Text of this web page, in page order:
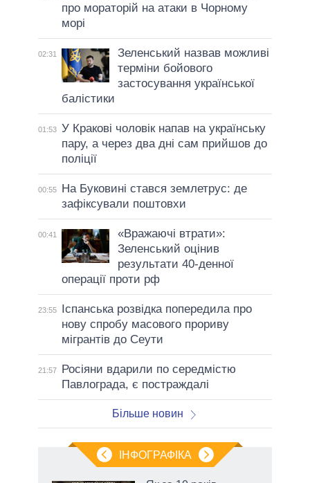
про мораторій на атаки в Чорному
морі
02:31
Зеленський назвав можливі
терміни бойового
застосування української
балістики
01:53 У Кракові чоловік напав на українську
пару, а через два дні сам прийшов до
поліції
00:55
На Буковині стався землетрус: де
зафіксували поштовхи
00:41
«Вражаючі втрати»:
Зеленський оцінив
результати 40-денної
операції проти рф
23:55
Іспанська розвідка попередила про
нову спробу масового прориву
мігрантів до Сеути
21:57
Росіяни вдарили по середмістю
Павлограда, є постраждалі
Більше новин
ІНФОГРАФІКА